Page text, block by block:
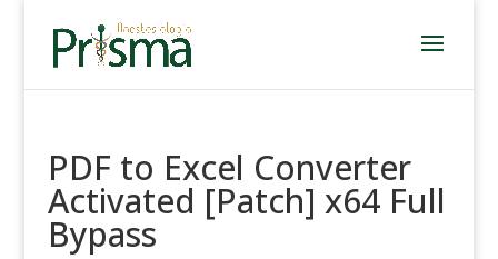
PDF to Excel Converter
Activated [Patch] x64 Full
Bypass